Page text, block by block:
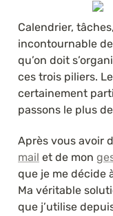
Calendrier,
incontournable
qu’on doit
ces trois piliers.
certainement
passons le plus
Après vous avoir
mail et de mon
que je me décide
Ma véritable
que j’utilise